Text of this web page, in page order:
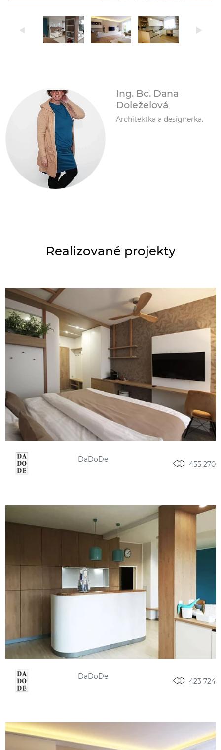
Ing. Bc. Dana
Doleželová
Architektka a designerka.
Realizované projekty
DaDoDe
455 270
DaDoDe
423 724